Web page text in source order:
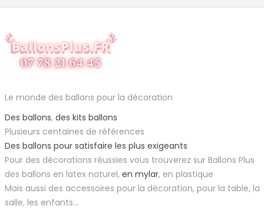
Le monde des ballons pour la décoration
Des ballons, des kits ballons
Plusieurs centaines de références
Des ballons pour satisfaire les plus exigeants
Pour des décorations réussies vous trouverez sur Ballons Plus
des ballons en latex naturel, en mylar, en plastique
Mais aussi des accessoires pour la décoration, pour la table, la
salle, les enfants...